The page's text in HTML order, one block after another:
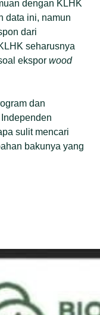
dengan KLHK
data ini, namun
dari
seharusnya
eksporwood
dan
sulit mencari
bakunya yang